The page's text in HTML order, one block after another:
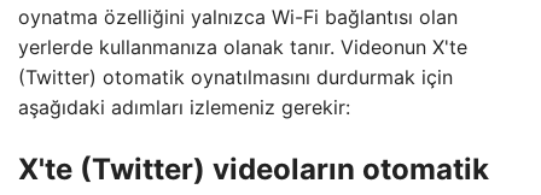
oynatma özelliğini yalnızca Wi-Fi bağlantısı olan
yerlerde kullanmanıza olanak tanır. Videonun X'te
(Twitter) otomatik oynatılmasını durdurmak için
aşağıdaki adımları izlemeniz gerekir:
X'te (Twitter) videoların otomatik